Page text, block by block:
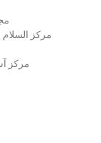
مركز السلام
مركز